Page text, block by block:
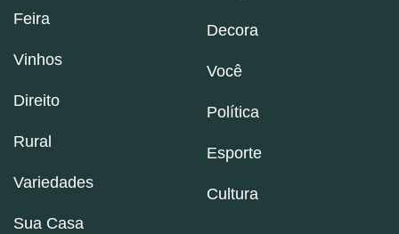
Feira
Vinhos
Direito
Rural
Variedades
Sua Casa
Decora
Você
Política
Esporte
Cultura